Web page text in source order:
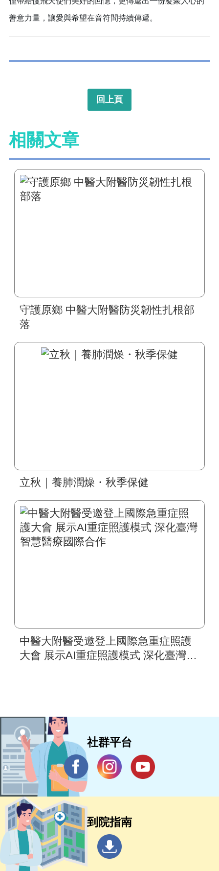
善意力量，讓愛與希望在音符間持續傳遞。
回上頁
相關文章
守護原鄉 中醫大附醫防災韌性扎根部
落
立秋｜養肺潤燥・秋季保健
中醫大附醫受邀登上國際急重症照護
大會 展示AI重症照護模式 深化臺灣智
社群平台
到院指南